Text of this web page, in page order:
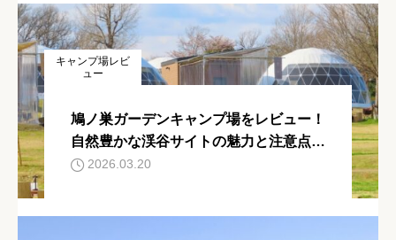
キャンプ場レビ
ュー
鳩ノ巣ガーデンキャンプ場をレビュー！
自然豊かな渓谷サイトの魅力と注意点を
紹介2026.03.20